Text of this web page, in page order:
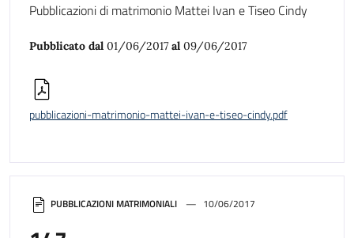
PUBBLICAZIONI MATRIMONIALI 10/06/2017
Pubblicazioni di matrimonio Mattei Ivan e Tiseo Cindy
Pubblicato dal 01/06/2017al 09/06/2017
pubblicazioni-matrimonio-mattei-ivan-e-tiseo-cindy.pdf